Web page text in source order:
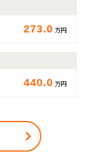
273.0 万円
440.0 万円